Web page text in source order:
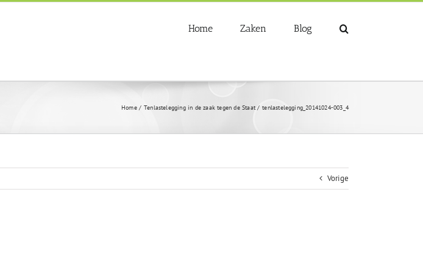
Home Zaken Blog
Home Tenlastelegging in de zaak tegen de Staat tenlastelegging_20141024-003_4
Vorige